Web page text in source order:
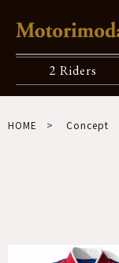
2 Riders
HOME Concept